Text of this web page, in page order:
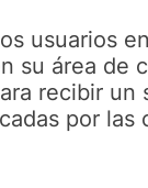
usuarios
su área de
recibir un
por las